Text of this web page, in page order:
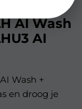
AI Wash
AI
Wash +
en droog je